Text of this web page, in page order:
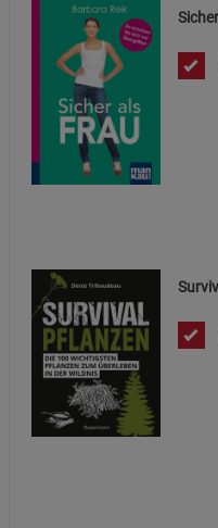
Beschreibung Statistik
Cookie-
Marketing
Beschreibung Marketing